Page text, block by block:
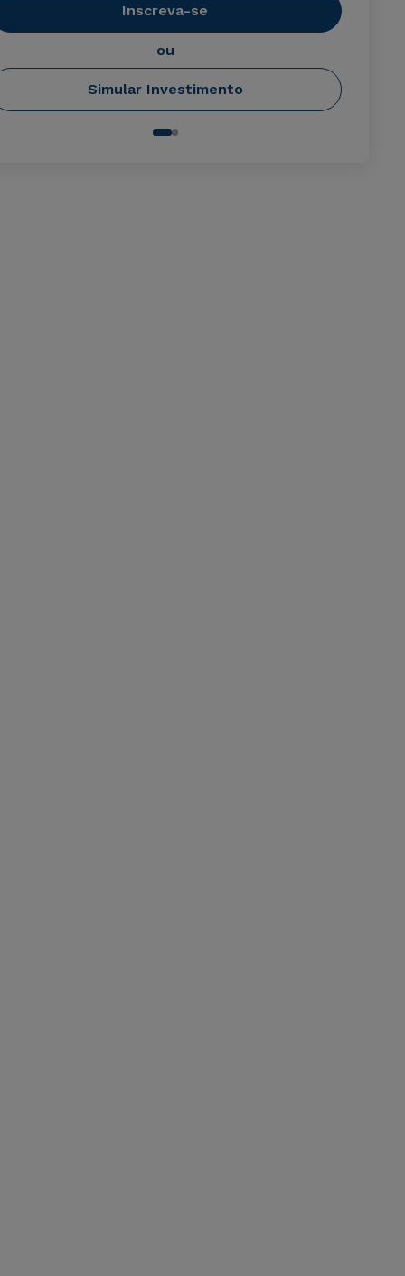
Inscreva-se
ou
Simular Investimento